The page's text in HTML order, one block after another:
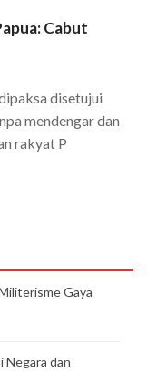
Cabut
disetujui
mendengar dan
rakyat P
Gaya
Negara dan